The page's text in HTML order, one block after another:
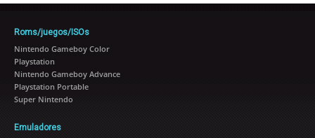
Roms/juegos/ISOs
Nintendo Gameboy Color
Playstation
Nintendo Gameboy Advance
Playstation Portable
Super Nintendo
Emuladores